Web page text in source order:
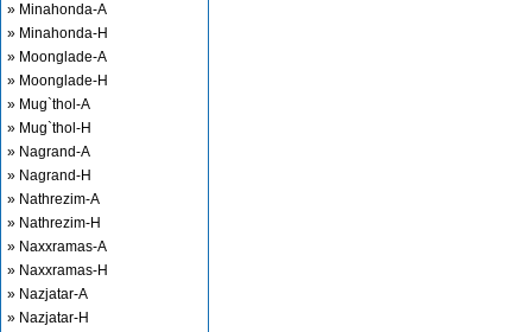
» Minahonda-A
» Minahonda-H
» Moonglade-A
» Moonglade-H
» Mug`thol-A
» Mug`thol-H
» Nagrand-A
» Nagrand-H
» Nathrezim-A
» Nathrezim-H
» Naxxramas-A
» Naxxramas-H
» Nazjatar-A
» Nazjatar-H